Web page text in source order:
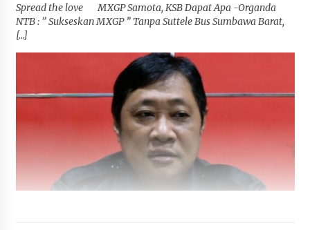
Spread the love MXGP Samota, KSB Dapat Apa -Organda
NTB : ” Sukseskan MXGP ” Tanpa Suttele Bus Sumbawa Barat,
[…]